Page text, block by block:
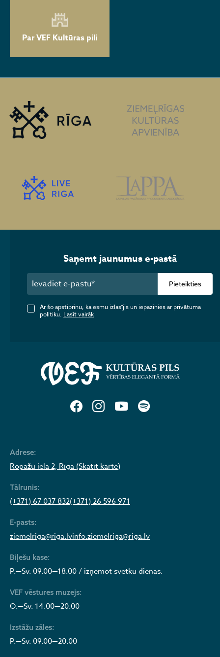
Par VEF Kultūras pili
Adrese:
Ropažu iela 2, Rīga (Skatīt kartē)
Tālrunis:
(+371) 67 037 832(+371) 26 596 971
E-pasts:
ziemelriga@riga.lvinfo.ziemelriga@riga.lv
Biļešu kase:
P.—Sv. 09.00—18.00 / izņemot svētku dienas.
VEF vēstures muzejs:
O.—Sv. 14.00—20.00
Izstāžu zāles:
P.—Sv. 09.00—20.00
Saņemt jaunumus e-pastā
Pieteikties
Ar šo apstiprinu, ka esmu izlasījis un iepazinies ar privātuma
politiku. Lasīt vairāk